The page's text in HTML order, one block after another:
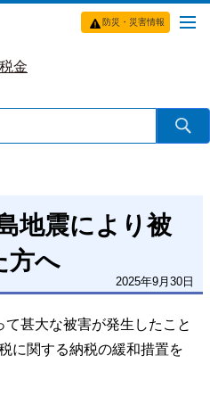
防災・災害情報
税金
地震により被
方へ
2025年9月30日
甚大な被害が発生したこと
に関する納税の緩和措置を